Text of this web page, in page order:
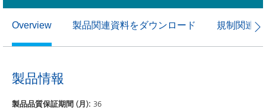
Overview 製品関連資料をダウンロード 規制関連
製品情報
製品品質保証期間 (月): 36